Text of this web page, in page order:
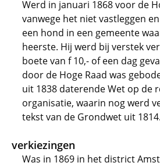
Werd in januari 1868 voor de
vanwege het niet vastleggen
een hond in een gemeente
heerste. Hij werd bij verstek
boete van f 10,- of een dag
door de Hoge Raad was
uit 1838 daterende Wet op de
organisatie, waarin nog werd
tekst van de Grondwet uit 1814.
verkiezingen
Was in 1869 in het district